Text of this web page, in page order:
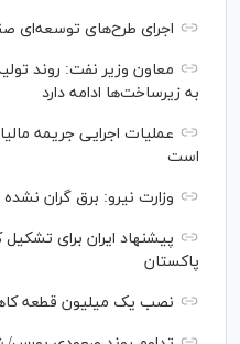
اجرای طرح‌های توسعه‌ای
معاون وزیر نفت: روند
به زیرساخت‌ها ادامه دارد
عملیات اجرایی جریمه
است
وزارت نیرو: برق گران
پیشنهاد ایران برای
پاکستان
نصب یک میلیون قطعه